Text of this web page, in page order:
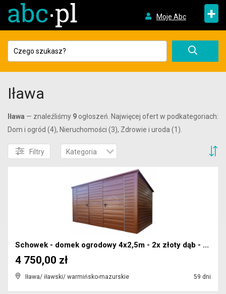
Moje Abc +
Iława
Iława — znaleźliśmy 9 ogłoszeń. Najwięcej ofert w podkategoriach:
Dom i ogród (4), Nieruchomości (3), Zdrowie i uroda (1).
Filtry Kategoria
Schowek - domek ogrodowy 4x2,5m - 2x złoty dąb - ...
Iława/ iławski/ warmińsko-mazurskie 59 dni
4 750,00 zł